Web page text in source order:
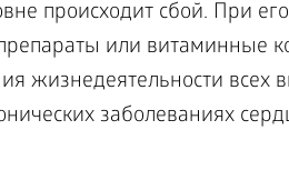
происходит сбой. При
или витаминные
жизнедеятельности всех
заболеваниях